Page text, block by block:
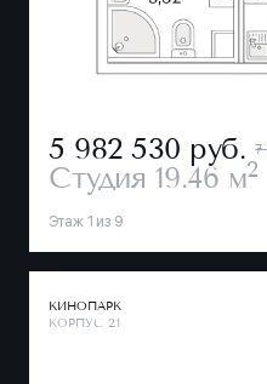
5 982 530 руб. 7
Студия 19.46 м2
Этаж 1 из 9
КИНОПАРК
КОРПУС 2.1